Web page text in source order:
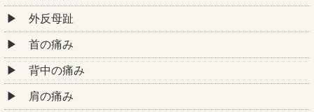
外反母趾
首の痛み
背中の痛み
肩の痛み